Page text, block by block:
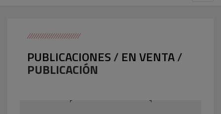
PUBLICACIONES/ EN VENTA/
PUBLICACIÓN